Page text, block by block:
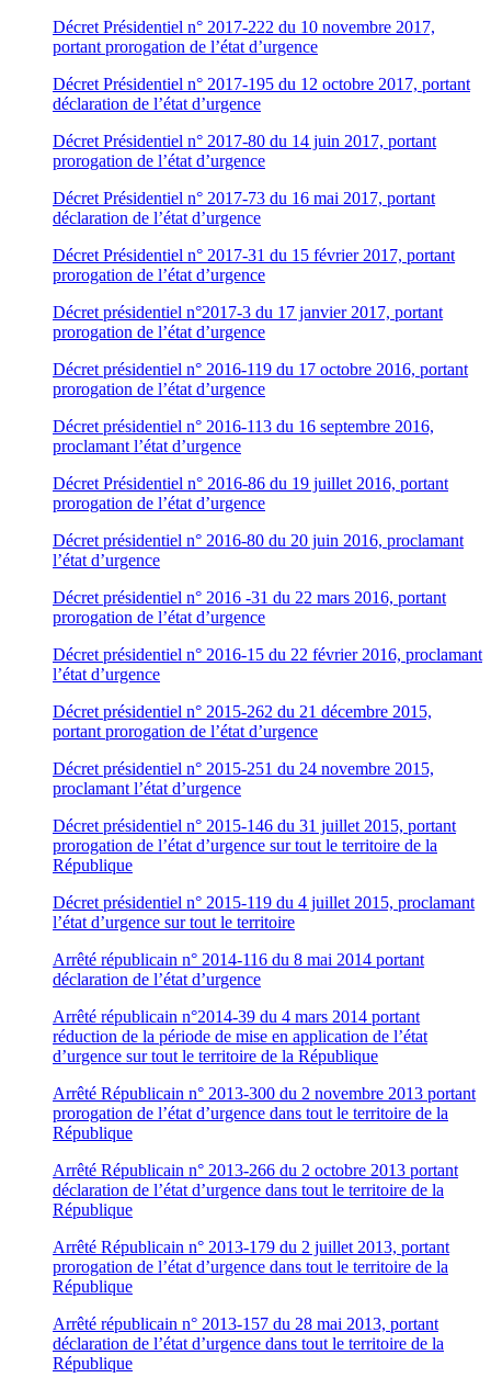
Décret Présidentiel n° 2017-222 du 10 novembre 2017,
portant prorogation de l’état d’urgence
Décret Présidentiel n° 2017-195 du 12 octobre 2017, portant
déclaration de l’état d’urgence
Décret Présidentiel n° 2017-80 du 14 juin 2017, portant
prorogation de l’état d’urgence
Décret Présidentiel n° 2017-73 du 16 mai 2017, portant
déclaration de l’état d’urgence
Décret Présidentiel n° 2017-31 du 15 février 2017, portant
prorogation de l’état d’urgence
Décret présidentiel n°2017-3 du 17 janvier 2017, portant
prorogation de l’état d’urgence
Décret présidentiel n° 2016-119 du 17 octobre 2016, portant
prorogation de l’état d’urgence
Décret présidentiel n° 2016-113 du 16 septembre 2016,
proclamant l’état d’urgence
Décret Présidentiel n° 2016-86 du 19 juillet 2016, portant
prorogation de l’état d’urgence
Décret présidentiel n° 2016-80 du 20 juin 2016, proclamant
l’état d’urgence
Décret présidentiel n° 2016 -31 du 22 mars 2016, portant
prorogation de l’état d’urgence
Décret présidentiel n° 2016-15 du 22 février 2016, proclamant
l’état d’urgence
Décret présidentiel n° 2015-262 du 21 décembre 2015,
portant prorogation de l’état d’urgence
Décret présidentiel n° 2015-251 du 24 novembre 2015,
proclamant l’état d’urgence
Décret présidentiel n° 2015-146 du 31 juillet 2015, portant
prorogation de l’état d’urgence sur tout le territoire de la
République
Décret présidentiel n° 2015-119 du 4 juillet 2015, proclamant
l’état d’urgence sur tout le territoire
Arrêté républicain n° 2014-116 du 8 mai 2014 portant
déclaration de l’état d’urgence
Arrêté républicain n°2014-39 du 4 mars 2014 portant
réduction de la période de mise en application de l’état
d’urgence sur tout le territoire de la République
Arrêté Républicain n° 2013-300 du 2 novembre 2013 portant
prorogation de l’état d’urgence dans tout le territoire de la
République
Arrêté Républicain n° 2013-266 du 2 octobre 2013 portant
déclaration de l’état d’urgence dans tout le territoire de la
République
Arrêté Républicain n° 2013-179 du 2 juillet 2013, portant
prorogation de l’état d’urgence dans tout le territoire de la
République
Arrêté républicain n° 2013-157 du 28 mai 2013, portant
déclaration de l’état d’urgence dans tout le territoire de la
République